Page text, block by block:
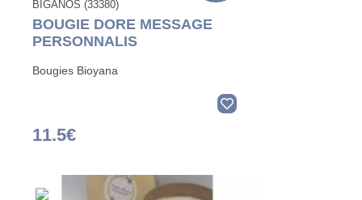
BIGANOS (33380)
BOUGIE DORE MESSAGE
PERSONNALIS
Bougies Bioyana
11.5€